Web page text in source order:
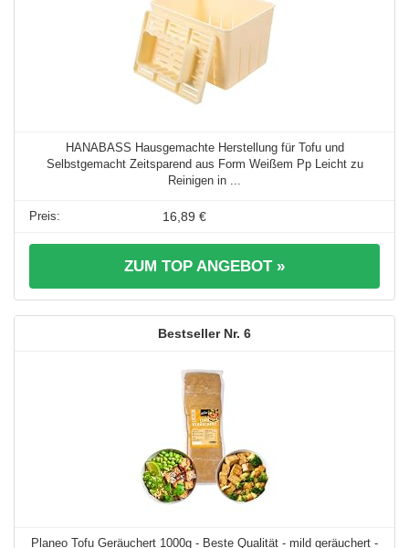
HANABASS Hausgemachte Herstellung für Tofu und
Selbstgemacht Zeitsparend aus Form Weißem Pp Leicht zu
Reinigen in ...
16,89 €
ZUM TOP ANGEBOT »
6
Planeo Tofu Geräuchert 1000g - Beste Qualität - mild geräuchert -